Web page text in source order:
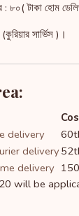
: ৮০( টাকা হোম
সার্ভিস )।
delivery
delivery
delivery
will be